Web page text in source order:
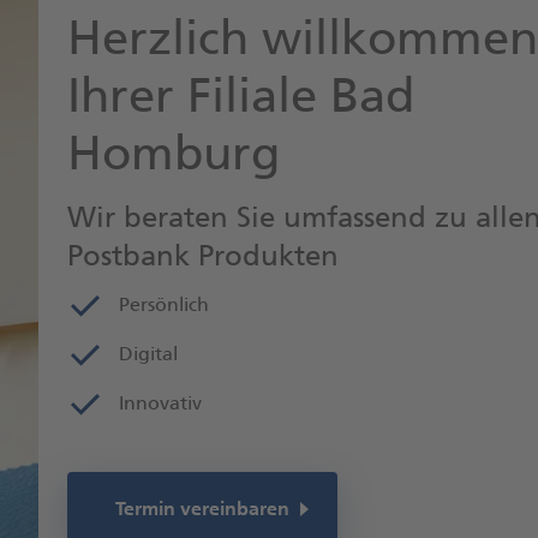
Herzlich
Ihrer Filiale Bad
Homburg
Wir beraten Sie umfassend zu
Postbank Produkten
Persönlich
Digital
Innovativ
Termin vereinbaren